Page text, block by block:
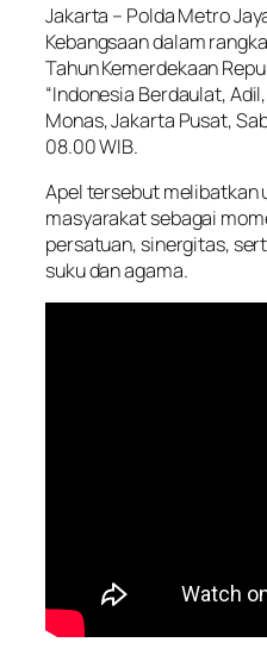
Jakarta – Polda Metro
Kebangsaan dalam
Tahun Kemerdekaan
“Indonesia Berdaulat,
Monas, Jakarta Pusat,
08.00 WIB.
Apel tersebut melibatkan
masyarakat sebagai
persatuan, sinergitas,
suku dan agama.